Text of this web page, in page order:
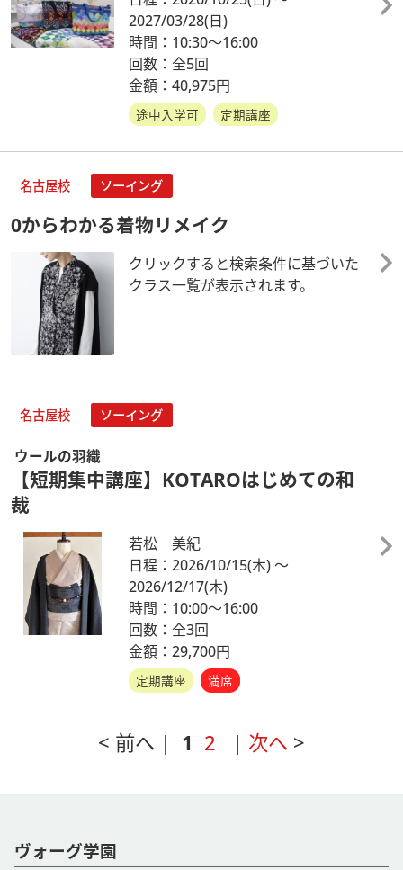
2027/03/28(日)
時間：10:30～16:00
回数：全5回
金額：40,975円
途中入学可 定期講座
名古屋校 ソーイング
0からわかる着物リメイク
クリックすると検索条件に基づいた
クラス一覧が表示されます。
名古屋校 ソーイング
ウールの羽織
【短期集中講座】KOTAROはじめての和
裁
若松 美紀
日程：2026/10/15(木)～
2026/12/17(木)
時間：10:00～16:00
回数：全3回
金額：29,700円
定期講座 満席
< 前へ | 1 2 | 次へ >
ヴォーグ学園